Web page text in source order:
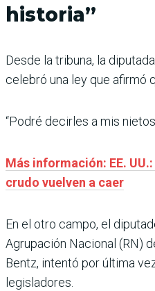
historia”
Desde la tribuna, la
celebró una ley que afirmó
“Podré decirles a mis nietos:
Más información: EE.
crudo vuelven a caer
En el otro campo, el
Agrupación Nacional (RN)
Bentz, intentó por última
legisladores.